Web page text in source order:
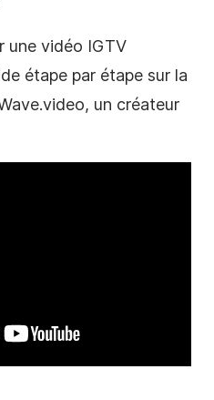
une vidéo IGTV
étape par étape sur la
un créateur